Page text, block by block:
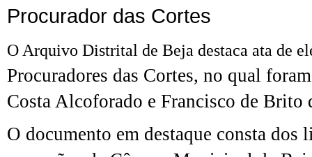
Procurador das Cortes
O Arquivo Distrital de Beja destaca ata de
Procuradores das Cortes, no qual
Costa Alcoforado e Francisco de Brito
O documento em destaque consta dos